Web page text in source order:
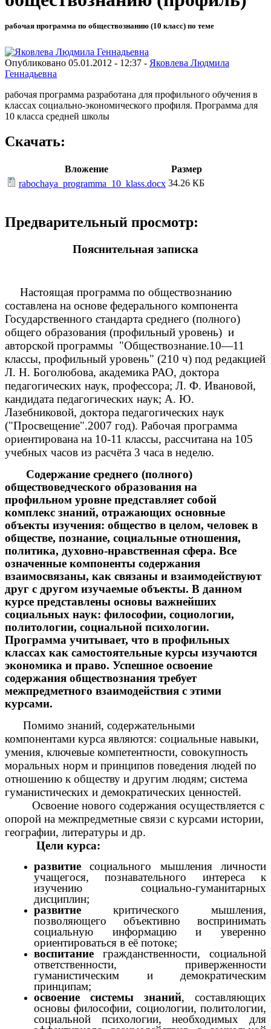
рабочая программа по обществознанию (10 класс) по теме
Опубликовано 05.01.2012 - 12:37 - Яковлева Людмила
Геннадьевна
рабочая программа разработана для профильного обучения в
классах социально-экономического профиля. Программа для
10 класса средней школы
Скачать:
Вложение
Размер
rabochaya_programma_10_klass.docx 34.26 КБ
Предварительный просмотр:
Пояснительная записка
Настоящая программа по обществознанию
составлена на основе федерального компонента
Государственного стандарта среднего (полного)
общего образования (профильный уровень) и
авторской программы "Обществознание.10—11
классы, профильный уровень" (210 ч) под редакцией
Л. Н. Боголюбова, академика РАО, доктора
педагогических наук, профессора; Л. Ф. Ивановой,
кандидата педагогических наук; А. Ю.
Лазебниковой, доктора педагогических наук
("Просвещение".2007 год). Рабочая программа
ориентирована на 10-11 классы, рассчитана на 105
учебных часов из расчёта 3 часа в неделю.
Содержание среднего (полного)
обществоведческого образования на
профильном уровне представляет собой
комплекс знаний, отражающих основные
объекты изучения: общество в целом, человек в
обществе, познание, социальные отношения,
политика, духовно-нравственная сфера. Все
означенные компоненты содержания
взаимосвязаны, как связаны и взаимодействуют
друг с другом изучаемые объекты. В данном
курсе представлены основы важнейших
социальных наук: философии, социологии,
политологии, социальной психологии.
Программа учитывает, что в профильных
классах как самостоятельные курсы изучаются
экономика и право. Успешное освоение
содержания обществознания требует
межпредметного взаимодействия с этими
курсами.
Помимо знаний, содержательными
компонентами курса являются: социальные навыки,
умения, ключевые компетентности, совокупность
моральных норм и принципов поведения людей по
отношению к обществу и другим людям; система
гуманистических и демократических ценностей.
Освоение нового содержания осуществляется с
опорой на межпредметные связи с курсами истории,
географии, литературы и др.
Цели курса:
развитиесоциального мышления личности
учащегося, познавательного интереса к
изучению социально-гуманитарных
дисциплин;
развитие критического мышления,
позволяющего объективно воспринимать
социальную информацию и уверенно
ориентироваться в её потоке;
воспитание гражданственности, социальной
ответственности, приверженности
гуманистическим и демократическим
принципам;
освоение системы знаний, составляющих
основы философии, социологии, политологии,
социальной психологии, необходимых для